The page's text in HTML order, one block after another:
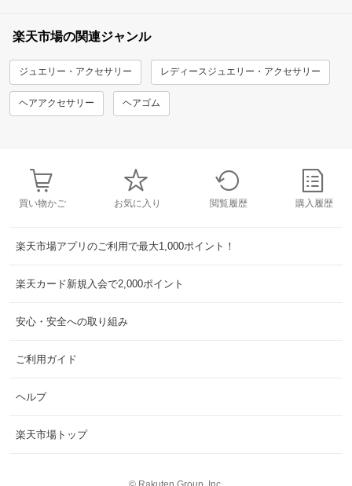
楽天市場の関連ジャンル
ジュエリー・アクセサリー レディースジュエリー・アクセサリー
ヘアアクセサリー ヘアゴム
買い物かご お気に入り 閲覧履歴 購入履歴
楽天市場アプリのご利用で最大1,000ポイント！
楽天カード新規入会で2,000ポイント
安心・安全への取り組み
ご利用ガイド
ヘルプ
楽天市場トップ